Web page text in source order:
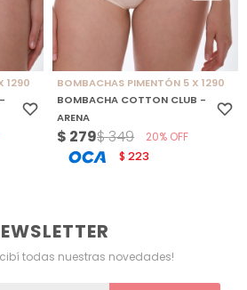
1290
BOMBACHAS PIMENTÓN 5 X 1290
BOMBACHA COTTON CLUB -
ARENA
$ 279$349 20
$ 223
todas nuestras novedades!